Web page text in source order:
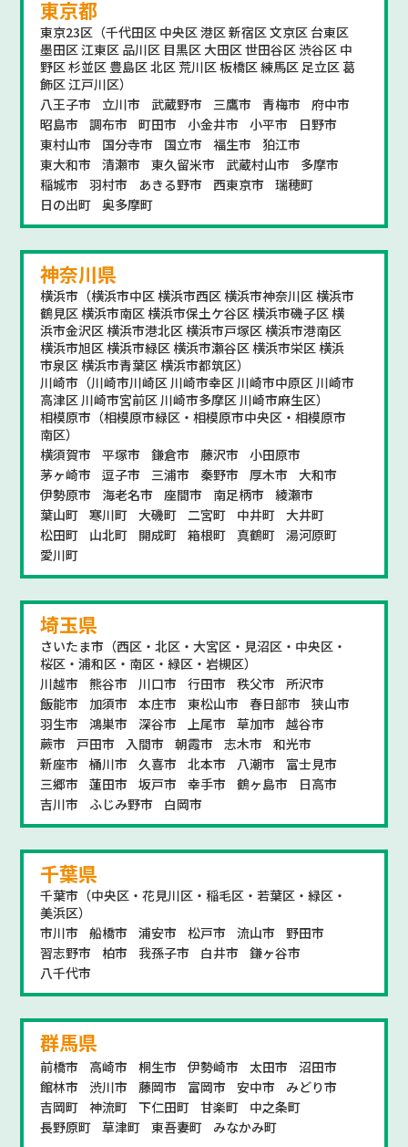
東京都
東京23区（千代田区 中央区 港区 新宿区 文京区 台東区
墨田区 江東区 品川区 目黒区 大田区 世田谷区 渋谷区 中
野区 杉並区 豊島区 北区 荒川区 板橋区 練馬区 足立区 葛
飾区 江戸川区）
八王子市
立川市 武蔵野市 三鷹市 青梅市
府中市
昭島市
調布市 町田市 小金井市 小平市
日野市
東村山市
国分寺市 国立市 福生市
狛江市
東大和市
清瀬市 東久留米市 武蔵村山市
多摩市
稲城市
羽村市 あきる野市 西東京市
瑞穂町
日の出町
奥多摩町
神奈川県
横浜市（横浜市中区 横浜市西区 横浜市神奈川区 横浜市
鶴見区 横浜市南区 横浜市保土ケ谷区 横浜市磯子区 横
浜市金沢区 横浜市港北区 横浜市戸塚区 横浜市港南区
横浜市旭区 横浜市緑区 横浜市瀬谷区 横浜市栄区 横浜
市泉区 横浜市青葉区 横浜市都筑区）
川崎市（川崎市川崎区 川崎市幸区 川崎市中原区 川崎市
高津区 川崎市宮前区 川崎市多摩区 川崎市麻生区）
相模原市（相模原市緑区・相模原市中央区・相模原市
南区）
横須賀市
平塚市 鎌倉市 藤沢市
小田原市
茅ヶ崎市
逗子市 三浦市 秦野市 厚木市
大和市
伊勢原市
海老名市 座間市 南足柄市
綾瀬市
葉山町
寒川町 大磯町 二宮町 中井町
大井町
松田町
山北町 開成町 箱根町 真鶴町
湯河原町
愛川町
埼玉県
さいたま市（西区・北区・大宮区・見沼区・中央区・
桜区・浦和区・南区・緑区・岩槻区）
川越市
熊谷市 川口市 行田市 秩父市
所沢市
飯能市
加須市 本庄市 東松山市 春日部市
狭山市
羽生市
鴻巣市 深谷市 上尾市 草加市
越谷市
蕨市
戸田市 入間市 朝霞市 志木市
和光市
新座市
桶川市 久喜市 北本市 八潮市
富士見市
三郷市
蓮田市 坂戸市 幸手市 鶴ヶ島市
日高市
吉川市
ふじみ野市 白岡市
千葉県
千葉市（中央区・花見川区・稲毛区・若葉区・緑区・
美浜区）
市川市
船橋市 浦安市 松戸市 流山市
野田市
習志野市
柏市 我孫子市 白井市
鎌ヶ谷市
八千代市
群馬県
前橋市 高崎市 桐生市 伊勢崎市 太田市
沼田市
館林市
渋川市 藤岡市 富岡市 安中市
みどり市
吉岡町
神流町 下仁田町 甘楽町
中之条町
長野原町
草津町 東吾妻町 みなかみ町